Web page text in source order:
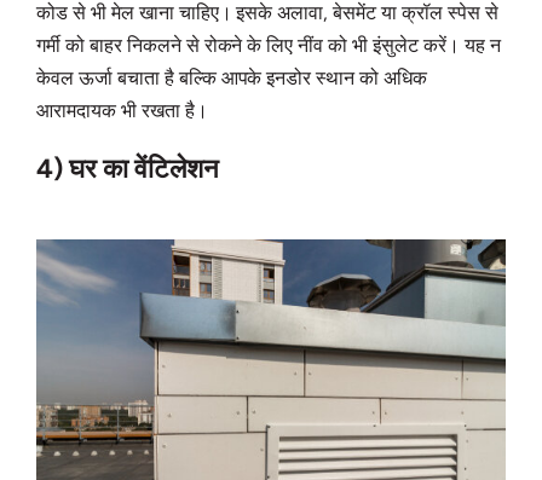
कोड से भी मेल खाना चाहिए। इसके अलावा, बेसमेंट या क्रॉल स्पेस से
गर्मी को बाहर निकलने से रोकने के लिए नींव को भी इंसुलेट करें। यह न
केवल ऊर्जा बचाता है बल्कि आपके इनडोर स्थान को अधिक
आरामदायक भी रखता है।
4) घर का वेंटिलेशन